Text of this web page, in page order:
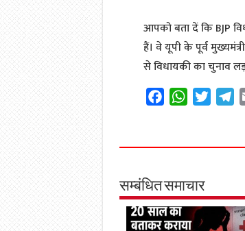
आपको बता दें कि BJP
हैं। वे यूपी के पूर्व
से विधायकी का चुनाव
e
o
o
k
W
t
A
p
p
t
r
e
a
m
सम्बंधित समाचार